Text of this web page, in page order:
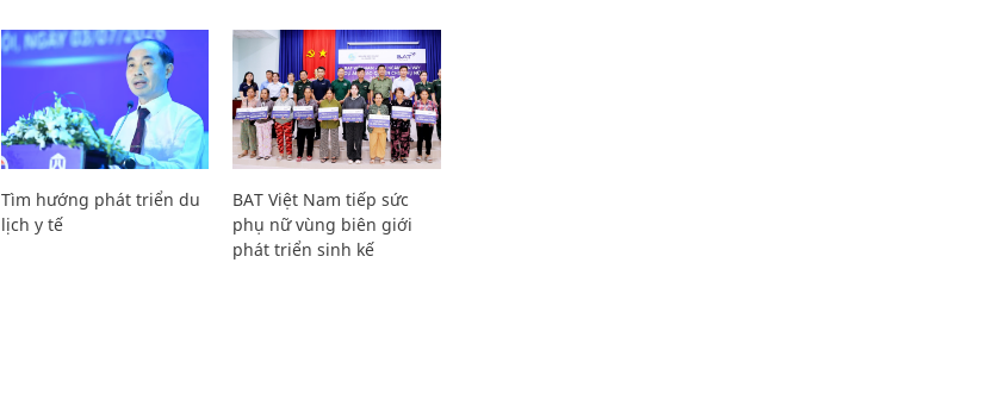
Tìm hướng phát triển du
lịch y tế
BAT Việt Nam tiếp sức
phụ nữ vùng biên giới
phát triển sinh kế